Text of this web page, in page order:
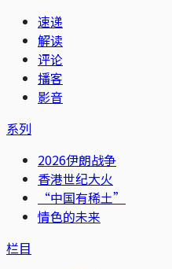
速递
解读
评论
播客
影音
系列
2026伊朗战争
香港世纪大火
“中国有稀土”
情色的未来
栏目